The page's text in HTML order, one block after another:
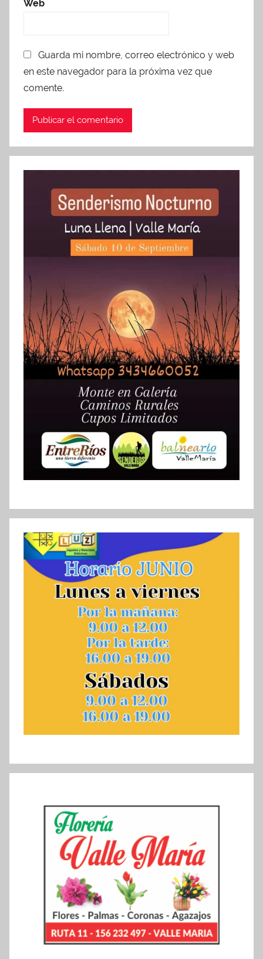
Web
Guarda mi nombre, correo electrónico y web
en este navegador para la próxima vez que
comente.